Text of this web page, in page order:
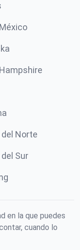
Norte
Sur
en la que puedes
cuando lo